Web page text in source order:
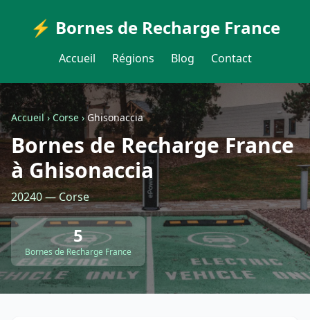
⚡ Bornes de Recharge France
Accueil Régions Blog Contact
Accueil›Corse › Ghisonaccia
Bornes de Recharge France
à Ghisonaccia
20240 — Corse
5
Bornes de Recharge France